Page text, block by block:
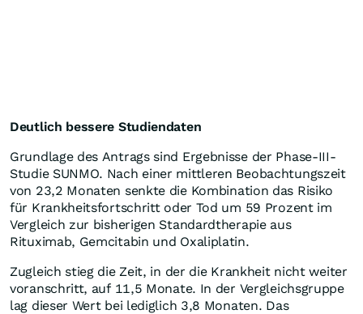
Deutlich bessere Studiendaten
Grundlage des Antrags sind Ergebnisse der Phase-III-
Studie SUNMO. Nach einer mittleren Beobachtungszeit
von 23,2 Monaten senkte die Kombination das Risiko
für Krankheitsfortschritt oder Tod um 59 Prozent im
Vergleich zur bisherigen Standardtherapie aus
Rituximab, Gemcitabin und Oxaliplatin.
Zugleich stieg die Zeit, in der die Krankheit nicht weiter
voranschritt, auf 11,5 Monate. In der Vergleichsgruppe
lag dieser Wert bei lediglich 3,8 Monaten. Das